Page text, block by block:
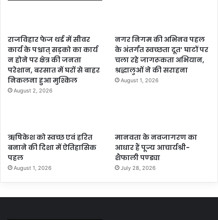
राजविहार फेज थर्ड में सीवर
कार्य के पश्चात् सड़को का कार्य
न होने पर क्षेत्र की जनता
परेशान, बरसात में घरों से बाहर
निकलना हुआ मुश्किल
August 2, 2026
नगर निगम की अभिनव पहल
के अंतर्गत स्वच्छता दूत’ घाटों पर
चला रहे जागरूकता अभियान,
श्रद्धालुओं ने की सराहना
August 1, 2026
ऋषिकेश को स्वच्छ एवं हरित
बनाने की दिशा में ऐतिहासिक
पहल
August 1, 2026
मानवता के नवजागरण का
आधार हैं पूज्य आचार्यश्री-
शैफाली पण्ड्या
July 28, 2026